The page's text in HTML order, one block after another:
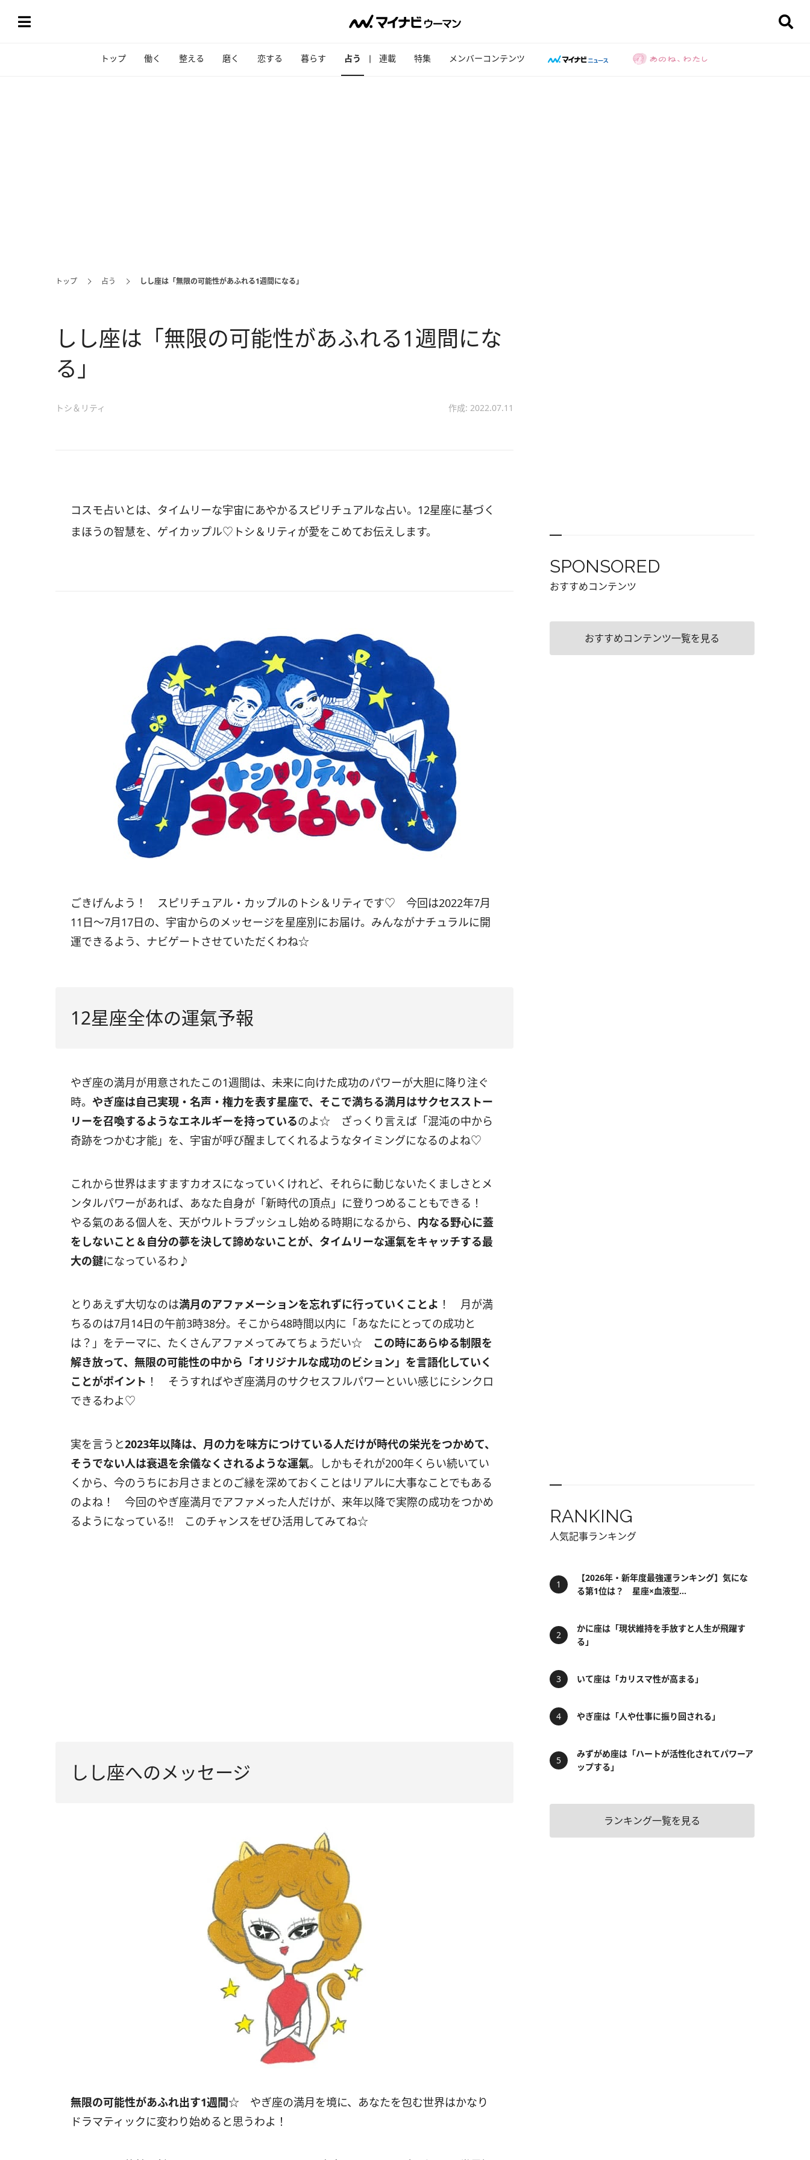
トップ 働く 整える 磨く 恋する 暮らす 占う 連載 特集 メンバーコンテンツ
トップ 占う しし座は「無限の可能性があふれる1週間になる」
しし座は「無限の可能性があふれる1週間にな
る」
トシ＆リティ 作成: 2022.07.11
コスモ占いとは、タイムリーな宇宙にあやかるスピリチュアルな占い。12星座に基づく
まほうの智慧を、ゲイカップル♡トシ＆リティが愛をこめてお伝えします。
ごきげんよう！ スピリチュアル・カップルのトシ＆リティです♡ 今回は2022年7月
11 日〜7月17日の、宇宙からのメッセージを星座別にお届け。みんながナチュラルに開
運できるよう、ナビゲートさせていただくわね☆
12星座全体の運氣予報
やぎ座の満月が用意されたこの1週間は、未来に向けた成功のパワーが大胆に降り注ぐ
時。 やぎ座は自己実現・名声・権力を表す星座で、そこで満ちる満月はサクセスストー
リーを召喚するようなエネルギーを持っているのよ☆ ざっくり言えば「混沌の中から
奇跡をつかむ才能」を、宇宙が呼び醒ましてくれるようなタイミングになるのよね♡
これから世界はますますカオスになっていくけれど、それらに動じないたくましさとメ
ンタルパワーがあれば、あなた自身が「新時代の頂点」に登りつめることもできる！
やる氣のある個人を、天がウルトラプッシュし始める時期になるから、 内なる野心に蓋
をしないこと＆自分の夢を決して諦めないことが、タイムリーな運氣をキャッチする最
大の鍵になっているわ♪
とりあえず大切なのは満月のアファメーションを忘れずに行っていくことよ ！ 月が満
ちるのは7月14日の午前3時38分。そこから48時間以内に「あなたにとっての成功と
は？」をテーマに、たくさんアファメってみてちょうだい☆ この時にあらゆる制限を
解き放って、無限の可能性の中から「オリジナルな成功のビション」を言語化していく
ことがポイント ！ そうすればやぎ座満月のサクセスフルパワーといい感じにシンクロ
できるわよ♡
実を言うと2023年以降は、月の力を味方につけている人だけが時代の栄光をつかめて、
そうでない人は衰退を余儀なくされるような運氣。しかもそれが200年くらい続いてい
くから、今のうちにお月さまとのご縁を深めておくことはリアルに大事なことでもある
のよね！ 今回のやぎ座満月でアファメった人だけが、来年以降で実際の成功をつかめ
るようになっている!! このチャンスをぜひ活用してみてね☆
しし座へのメッセージ
無限の可能性があふれ出す1週間☆ やぎ座の満月を境に、あなたを包む世界はかなり
ドラマティックに変わり始めると思うわよ！
SPONSORED
おすすめコンテンツ
おすすめコンテンツ一覧を見る
RANKING
人気記事ランキング
【2026年・新年度最強運ランキング】気にな
る第1位は？ 星座×血液型...
かに座は「現状維持を手放すと人生が飛躍す
る」
いて座は「カリスマ性が高まる」
やぎ座は「人や仕事に振り回される」
みずがめ座は「ハートが活性化されてパワーア
ップする」
ランキング一覧を見る